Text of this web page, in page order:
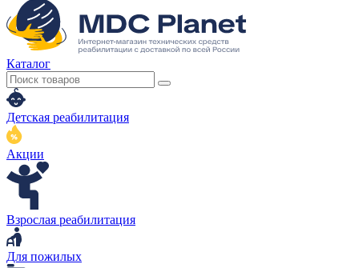
Каталог
Детская реабилитация
Акции
Взрослая реабилитация
Для пожилых